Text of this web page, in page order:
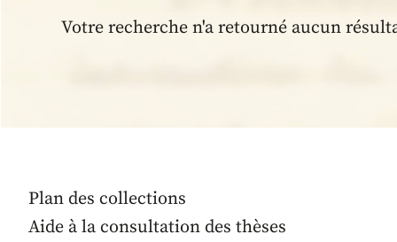
Votre recherche n'a retourné aucun
Plan des collections
Aide à la consultation des thèses